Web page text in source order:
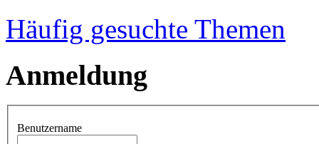
Häufig gesuchte Themen
Anmeldung
Benutzername